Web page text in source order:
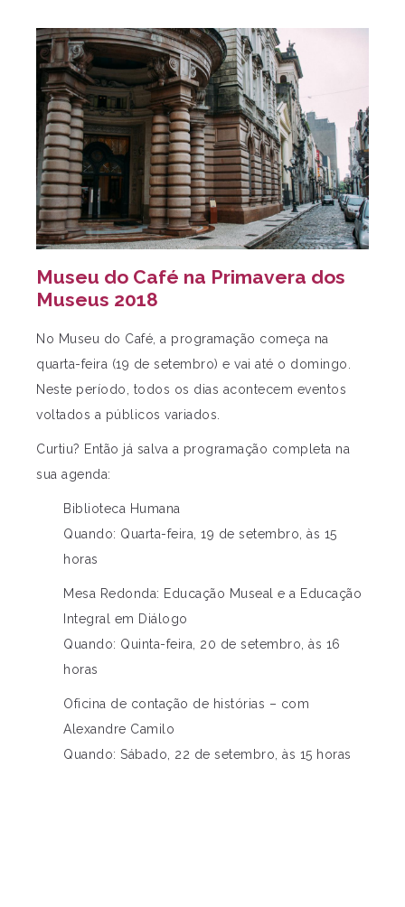
Museu do Café na Primavera dos
Museus 2018
No Museu do Café, a programação começa na
quarta-feira (19 de setembro) e vai até o domingo.
Neste período, todos os dias acontecem eventos
voltados a públicos variados.
Curtiu? Então já salva a programação completa na
sua agenda:
Biblioteca Humana
Quando: Quarta-feira, 19 de setembro, às 15
horas
Mesa Redonda: Educação Museal e a Educação
Integral em Diálogo
Quando: Quinta-feira, 20 de setembro, às 16
horas
Oficina de contação de histórias – com
Alexandre Camilo
Quando: Sábado, 22 de setembro, às 15 horas